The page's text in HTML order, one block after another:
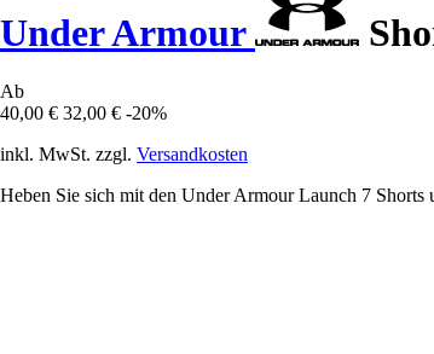
Under Armour
Ab
40,00 € 32,00 € -20%
inkl. MwSt. zzgl. Versandkosten
Heben Sie sich mit den Under Armour Launch 7